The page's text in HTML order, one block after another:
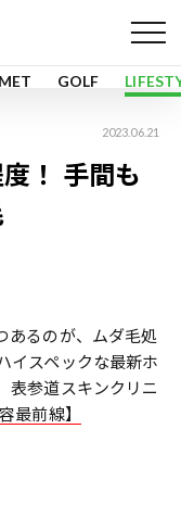
GOLF
2023.06.21
！ 手間も
あるのが、ムダ毛処
イスペックな最新ホ
表参道スキンクリニ
最前線】